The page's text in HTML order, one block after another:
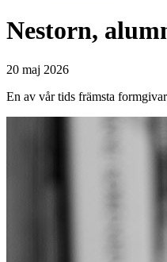
Nestorn,
20 maj 2026
En av vår tids främsta